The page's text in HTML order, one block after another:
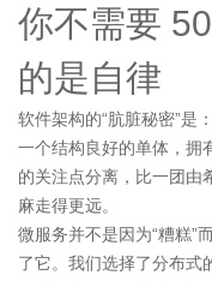
你不需要
的是自律
软件架构的“肮脏秘密”是
一个结构良好的单体，拥
的关注点分离，比一团由
麻走得更远。
微服务并不是因为“糟糕”
了它。我们选择了分布式